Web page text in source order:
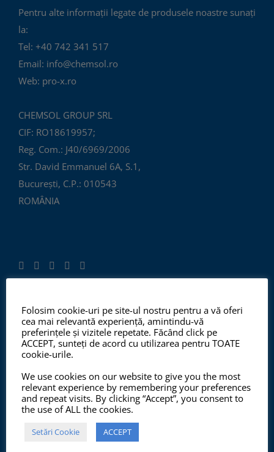
Pentru alte informații legate de produsele noastre sunați
la:
Tel: +40 742 341 517
Email: info@chemsol.ro
Web: pro-x.ro
CHEMSOL GROUP SRL
CIF: RO18619957;
Reg. Com.: J40/6969/2006
Str. David Emmanuel 6A, S.1,
București, C.P.: 010543
ROMÂNIA
ISO 9001:2015, ISO 14001:2015
Certificatul Sistemului de Management al Calității
ISO9001:2015 și Certificatul Sistemului de Management
Folosim cookie-uri pe site-ul nostru pentru a vă oferi
cea mai relevantă experiență, amintindu-vă
preferințele și vizitele repetate. Făcând click pe
ACCEPT, sunteți de acord cu utilizarea pentru TOATE
cookie-urile.
We use cookies on our website to give you the most
relevant experience by remembering your preferences
and repeat visits. By clicking “Accept”, you consent to
the use of ALL the cookies.
Setări Cookie ACCEPT